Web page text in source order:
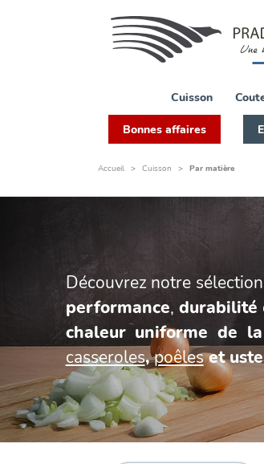
Cuisson
Bonnes affaires
Accueil Cuisson Par matière
Fonte
Disponibilité
Couleur
Gris
Prune
Découvrez notre
performance, durabilité
chaleur uniforme de
casseroles,poêleset